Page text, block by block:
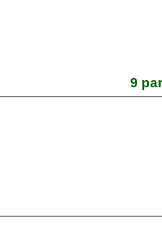
9